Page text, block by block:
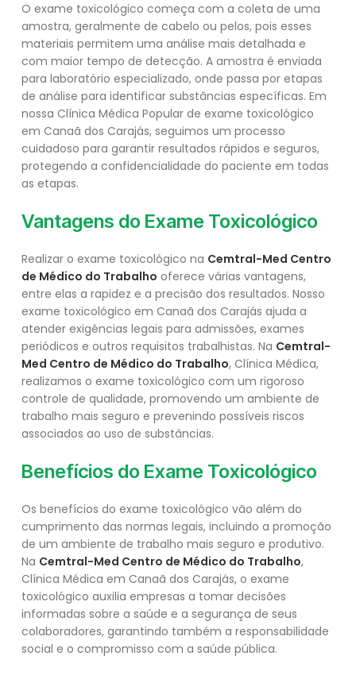
O exame toxicológico começa com a coleta de uma
amostra, geralmente de cabelo ou pelos, pois esses
materiais permitem uma análise mais detalhada e
com maior tempo de detecção. A amostra é enviada
para laboratório especializado, onde passa por etapas
de análise para identificar substâncias específicas. Em
nossa Clínica Médica Popular de exame toxicológico
em Canaã dos Carajás, seguimos um processo
cuidadoso para garantir resultados rápidos e seguros,
protegendo a confidencialidade do paciente em todas
as etapas.
Vantagens do Exame Toxicológico
Realizar o exame toxicológico na Cemtral-Med Centro
de Médico do Trabalho oferece várias vantagens,
entre elas a rapidez e a precisão dos resultados. Nosso
exame toxicológico em Canaã dos Carajás ajuda a
atender exigências legais para admissões, exames
periódicos e outros requisitos trabalhistas. Na Cemtral-
Med Centro de Médico do Trabalho, Clínica Médica,
realizamos o exame toxicológico com um rigoroso
controle de qualidade, promovendo um ambiente de
trabalho mais seguro e prevenindo possíveis riscos
associados ao uso de substâncias.
Benefícios do Exame Toxicológico
Os benefícios do exame toxicológico vão além do
cumprimento das normas legais, incluindo a promoção
de um ambiente de trabalho mais seguro e produtivo.
Na Cemtral-Med Centro de Médico do Trabalho,
Clínica Médica em Canaã dos Carajás, o exame
toxicológico auxilia empresas a tomar decisões
informadas sobre a saúde e a segurança de seus
colaboradores, garantindo também a responsabilidade
social e o compromisso com a saúde pública.